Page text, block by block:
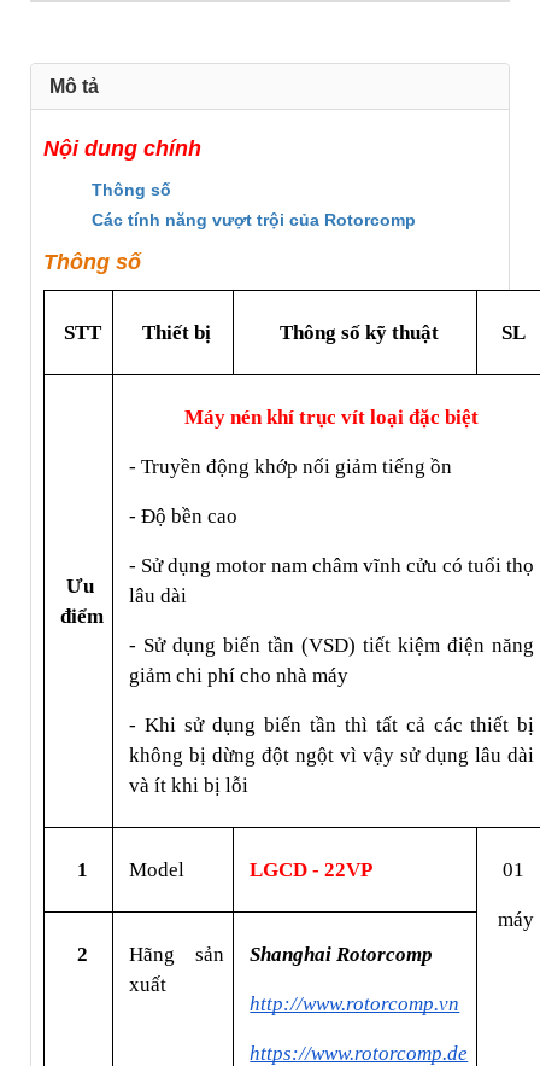
Mô tả
Nội dung chính
Thông số
Các tính năng vượt trội của Rotorcomp
Thông số
STT Thiết bị Thông số kỹ thuật SL
Ưu
điểm
Máy nén khí trục vít loại đặc biệt
- Truyền động khớp nối giảm tiếng ồn
- Độ bền cao
- Sử dụng motor nam châm vĩnh cửu có tuổi thọ
lâu dài
- Sử dụng biến tần (VSD) tiết kiệm điện năng
giảm chi phí cho nhà máy
- Khi sử dụng biến tần thì tất cả các thiết bị
không bị dừng đột ngột vì vậy sử dụng lâu dài
và ít khi bị lỗi
1 Model LGCD - 22VP 01
máy
2
Hãng sản
xuất
Shanghai Rotorcomp
http://www.rotorcomp.vn
https://www.rotorcomp.de